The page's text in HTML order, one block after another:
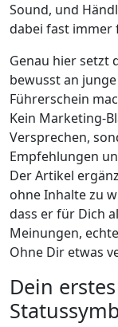
Sound, und
dabei fast immer
Genau hier setzt
bewusst an
Führerschein
Kein Marketing-
Versprechen,
Empfehlungen
Der Artikel
ohne Inhalte zu
dass er für Dich
Meinungen,
Ohne Dir etwas
Dein